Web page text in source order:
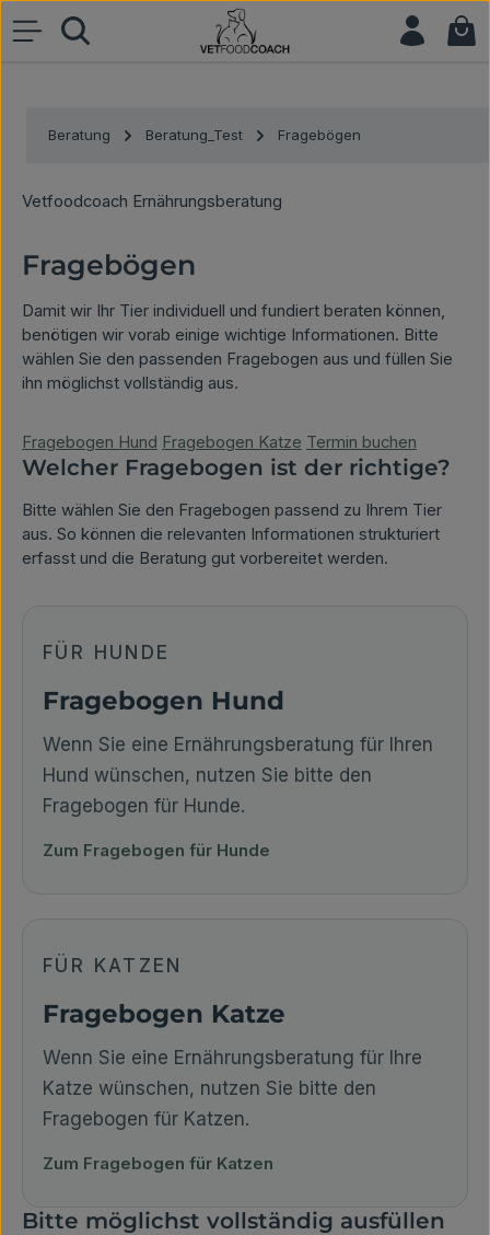
Zum Hauptinhalt springen
Beratung Beratung_Test Fragebögen
Vetfoodcoach Ernährungsberatung
Fragebögen
Damit wir Ihr Tier individuell und fundiert beraten können,
benötigen wir vorab einige wichtige Informationen. Bitte
wählen Sie den passenden Fragebogen aus und füllen Sie
ihn möglichst vollständig aus.
Fragebogen Hund Fragebogen Katze Termin buchen
Welcher Fragebogen ist der richtige?
Bitte wählen Sie den Fragebogen passend zu Ihrem Tier
aus. So können die relevanten Informationen strukturiert
erfasst und die Beratung gut vorbereitet werden.
FÜR HUNDE
Fragebogen Hund
Wenn Sie eine Ernährungsberatung für Ihren
Hund wünschen, nutzen Sie bitte den
Fragebogen für Hunde.
Zum Fragebogen für Hunde
FÜR KATZEN
Fragebogen Katze
Wenn Sie eine Ernährungsberatung für Ihre
Katze wünschen, nutzen Sie bitte den
Fragebogen für Katzen.
Zum Fragebogen für Katzen
Bitte möglichst vollständig ausfüllen